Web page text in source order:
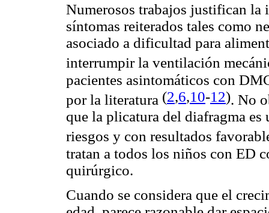
Numerosos trabajos justifican
síntomas reiterados tales como
asociado a dificultad para
interrumpir la ventilación
pacientes asintomáticos con
por la literatura (2,6,10-12). No
que la plicatura del diafragma
riesgos y con resultados
tratan a todos los niños con ED
quirúrgico.
Cuando se considera que el